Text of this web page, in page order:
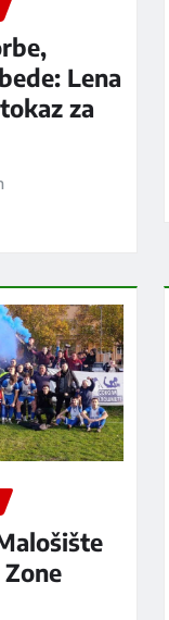
Lena
za